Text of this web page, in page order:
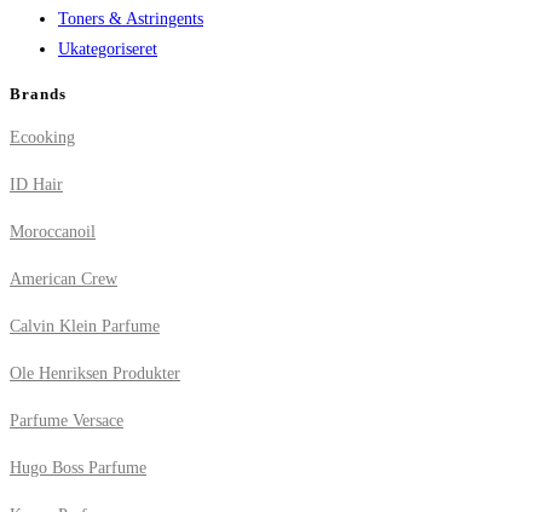
Toners & Astringents
Ukategoriseret
Brands
Ecooking
ID Hair
Moroccanoil
American Crew
Calvin Klein Parfume
Ole Henriksen Produkter
Parfume Versace
Hugo Boss Parfume